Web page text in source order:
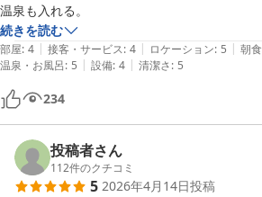
続きを読む
部屋: 4 | 接客・サービス: 4 | ロケーション: 5 | 朝食
温泉・お風呂: 5 | 設備: 4 | 清潔さ: 5
234
投稿者さん
112件のクチコミ
5 2026年4月14日投稿